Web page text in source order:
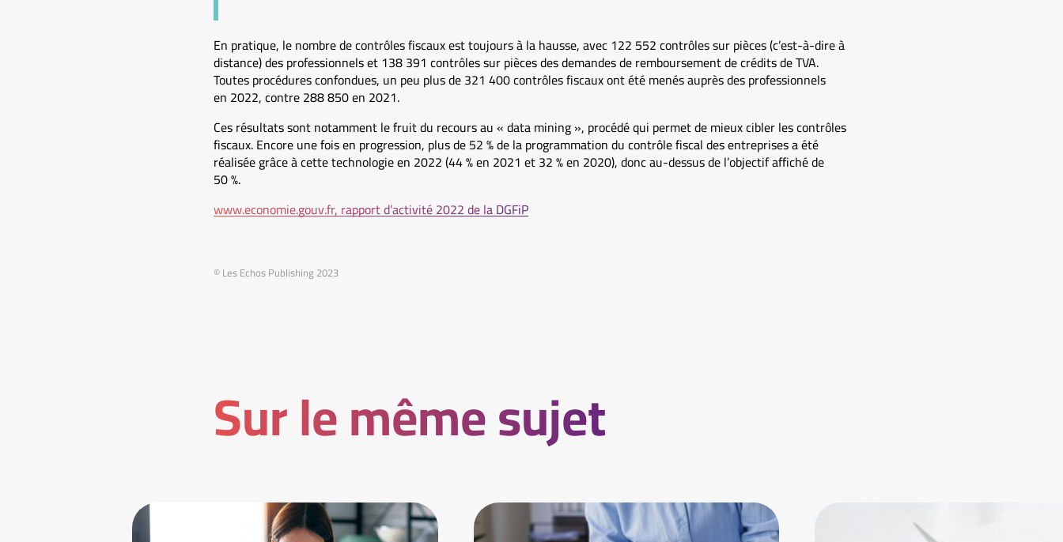
En pratique, le nombre de contrôles fiscaux est toujours à la hausse, avec 122 552 contrôles sur pièces (c’est-à-dire à
distance) des professionnels et 138 391 contrôles sur pièces des demandes de remboursement de crédits de TVA.
Toutes procédures confondues, un peu plus de 321 400 contrôles fiscaux ont été menés auprès des professionnels
en 2022, contre 288 850 en 2021.
Ces résultats sont notamment le fruit du recours au « data mining », procédé qui permet de mieux cibler les contrôles
fiscaux. Encore une fois en progression, plus de 52 % de la programmation du contrôle fiscal des entreprises a été
réalisée grâce à cette technologie en 2022 (44 % en 2021 et 32 % en 2020), donc au-dessus de l’objectif affiché de
50 %.
www.economie.gouv.fr, rapport d’activité 2022 de la DGFiP
© Les Echos Publishing 2023
Sur le même sujet